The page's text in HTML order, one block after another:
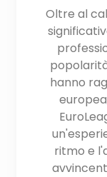
Oltre al
hanno
ritmo e